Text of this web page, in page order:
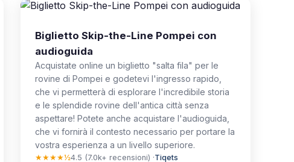
Biglietto Skip-the-Line Pompei con
audioguida
Acquistate online un biglietto "salta fila" per le
rovine di Pompei e godetevi l'ingresso rapido,
che vi permetterà di esplorare l'incredibile storia
e le splendide rovine dell'antica città senza
aspettare! Potete anche acquistare l'audioguida,
che vi fornirà il contesto necessario per portare la
vostra esperienza a un livello superiore.
★★★★½4.5 (7.0k+ recensioni) ·Tiqets